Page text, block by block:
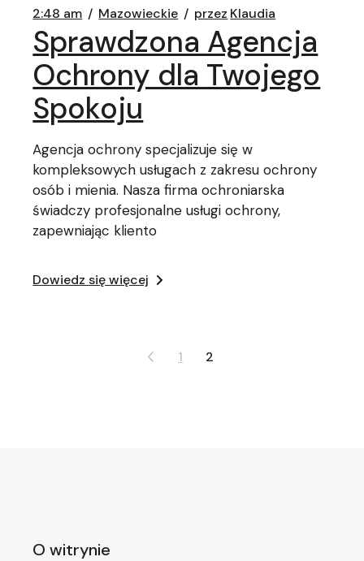
2:48 am Mazowieckie przez Klaudia
Sprawdzona Agencja
Ochrony dla Twojego
Spokoju
Agencja ochrony specjalizuje się w
kompleksowych usługach z zakresu ochrony
osób i mienia. Nasza firma ochroniarska
świadczy profesjonalne usługi ochrony,
zapewniając kliento
Dowiedz się więcej
Stronicowanie
1 2
O witrynie